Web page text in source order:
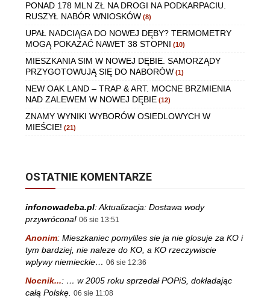
PONAD 178 MLN ZŁ NA DROGI NA PODKARPACIU.
RUSZYŁ NABÓR WNIOSKÓW (8)
UPAŁ NADCIĄGA DO NOWEJ DĘBY? TERMOMETRY
MOGĄ POKAZAĆ NAWET 38 STOPNI (10)
MIESZKANIA SIM W NOWEJ DĘBIE. SAMORZĄDY
PRZYGOTOWUJĄ SIĘ DO NABORÓW (1)
NEW OAK LAND – TRAP & ART. MOCNE BRZMIENIA
NAD ZALEWEM W NOWEJ DĘBIE (12)
ZNAMY WYNIKI WYBORÓW OSIEDLOWYCH W
MIEŚCIE! (21)
OSTATNIE KOMENTARZE
infonowadeba.pl:Aktualizacja: Dostawa wody
przywrócona! 06 sie 13:51
Anonim: Mieszkaniec pomyliles sie ja nie glosuje za KO i
tym bardziej, nie naleze do KO, a KO rzeczywiscie
wplywy niemieckie… 06 sie 12:36
Nocnik...: … w 2005 roku sprzedał POPiS, dokładając
całą Polskę. 06 sie 11:08